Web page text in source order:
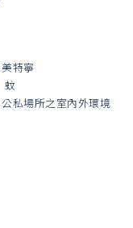
美特寧
蚊
公私場所之室內外環境